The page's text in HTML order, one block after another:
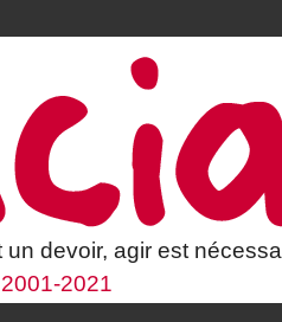
devoir, agir est
2021